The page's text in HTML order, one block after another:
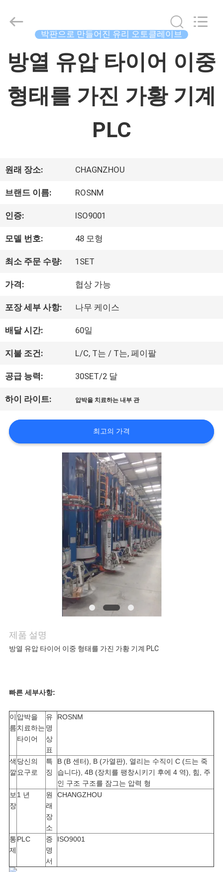
집
제
리
에
대
하
여
공
장
여
행
품
질
뉴
인
용
문
을
요
구
하
세
China
Concrete
Autoclave
Market.
Rights
박판으로 만들어진 유리 오토클레이브
방열 유압 타이어 이중
형태를 가진 가황 기계
PLC
원래 장소: CHAGNZHOU
브랜드 이름: ROSNM
인증: ISO9001
모델 번호: 48 모형
최소 주문 수량: 1SET
가격: 협상 가능
포장 세부 사항: 나무 케이스
배달 시간: 60일
지불 조건: L/C, T는 / T는, 페이팔
공급 능력: 30SET/2 달
하이 라이트: 압박을 치료하는 내부 관
최고의 가격
제품 설명
방열 유압 타이어 이중 형태를 가진 가황 기계 PLC
빠른 세부사항:
이
름
압박을
치료하는
타이어
유
명
상
표
ROSNM
색
깔
당신의
요구로
특
징
B (B 센터), B (가열판), 열리는 수직이 C (드는 죽
습니다), 4B (장치를 팽창시키기 후에 4 역), 힘, 주
인 구조 구조를 잠그는 압력 형
보
장
1 년
원
래
장
소
CHANGZHOU
통
제
PLC
증
명
서
ISO9001